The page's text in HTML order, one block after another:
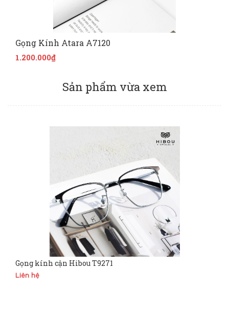
Gọng Kính Atara A7120
1.200.000₫
Sản phẩm vừa xem
Gọng kính cận Hibou T9271
Liên hệ